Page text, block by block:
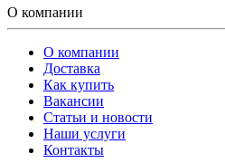
О компании
О компании
Доставка
Как купить
Вакансии
Статьи и новости
Наши услуги
Контакты